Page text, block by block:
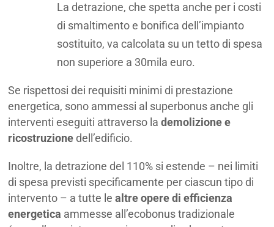
La detrazione, che spetta anche per i costi
di smaltimento e bonifica dell’impianto
sostituito, va calcolata su un tetto di spesa
non superiore a 30mila euro.
Se rispettosi dei requisiti minimi di prestazione
energetica, sono ammessi al superbonus anche gli
interventi eseguiti attraverso lademolizione e
ricostruzione dell’edificio.
Inoltre, la detrazione del 110% si estende – nei limiti
di spesa previsti specificamente per ciascun tipo di
intervento – a tutte le altre opere di efficienza
energetica ammesse all’ecobonus tradizionale